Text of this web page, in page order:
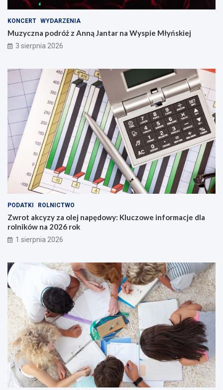
KONCERT WYDARZENIA
Muzyczna podróż z Anną Jantar na Wyspie Młyńskiej
3 sierpnia 2026
PODATKI ROLNICTWO
Zwrot akcyzy za olej napędowy: Kluczowe informacje dla
rolników na 2026 rok
1 sierpnia 2026